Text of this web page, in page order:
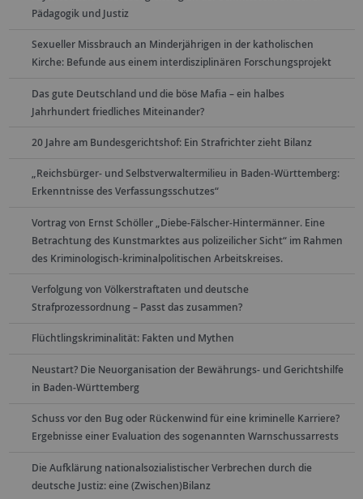
Pädagogik und Justiz
Sexueller Missbrauch an Minderjährigen in der katholischen
Kirche: Befunde aus einem interdisziplinären Forschungsprojekt
Das gute Deutschland und die böse Mafia – ein halbes
Jahrhundert friedliches Miteinander?
20 Jahre am Bundesgerichtshof: Ein Strafrichter zieht Bilanz
„Reichsbürger- und Selbstverwaltermilieu in Baden-Württemberg:
Erkenntnisse des Verfassungsschutzes“
Vortrag von Ernst Schöller „Diebe-Fälscher-Hintermänner. Eine
Betrachtung des Kunstmarktes aus polizeilicher Sicht“ im Rahmen
des Kriminologisch-kriminalpolitischen Arbeitskreises.
Verfolgung von Völkerstraftaten und deutsche
Strafprozessordnung – Passt das zusammen?
Flüchtlingskriminalität: Fakten und Mythen
Neustart? Die Neuorganisation der Bewährungs- und Gerichtshilfe
in Baden-Württemberg
Schuss vor den Bug oder Rückenwind für eine kriminelle Karriere?
Ergebnisse einer Evaluation des sogenannten Warnschussarrests
Die Aufklärung nationalsozialistischer Verbrechen durch die
deutsche Justiz: eine (Zwischen)Bilanz